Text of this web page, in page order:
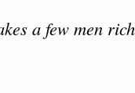
a few men